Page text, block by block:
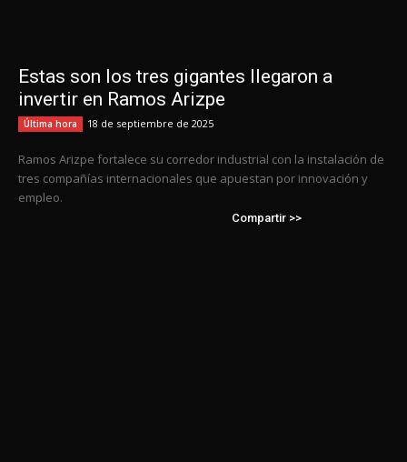
Estas son los tres gigantes llegaron a
invertir en Ramos Arizpe
Última hora 18 de septiembre de 2025
Ramos Arizpe fortalece su corredor industrial con la instalación de
tres compañías internacionales que apuestan por innovación y
empleo.
Compartir >>